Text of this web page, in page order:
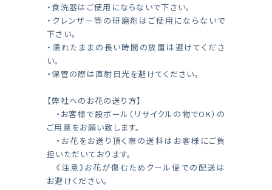
・食洗器はご使用にならないで下さい。
・クレンザー等の研磨剤はご使用にならないで
下さい。
・濡れたままの長い時間の放置は避けてくださ
い。
・保管の際は直射日光を避けてください。
【弊社へのお花の送り方】
・お客様で段ボール（リサイクルの物でOK）の
ご用意をお願い致します。
・お花をお送り頂く際の送料はお客様にご負
担いただいております。
《注意》お花が傷むためクール便での配送は
お避けください。